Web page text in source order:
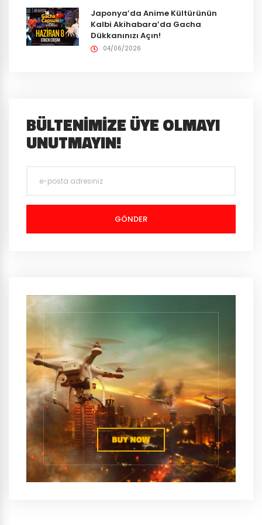
Japonya’da Anime Kültürünün
Kalbi Akihabara’da Gacha
Dükkanınızı Açın!
04/06/2026
BÜLTENIMIZE ÜYE OLMAYI
UNUTMAYIN!